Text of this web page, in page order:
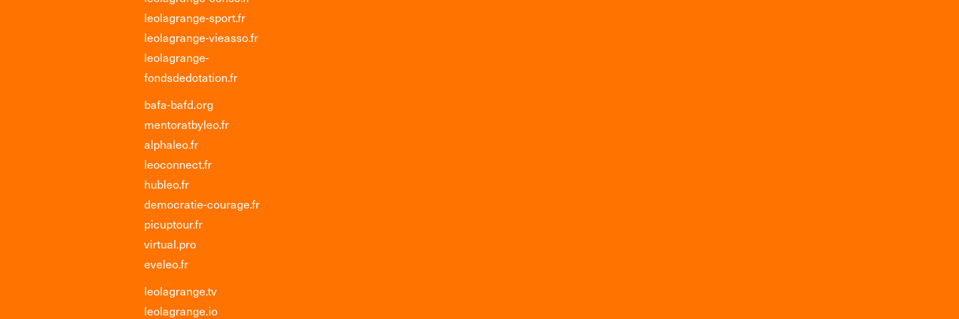
leolagrange-sport.fr
leolagrange-vieasso.fr
leolagrange-
fondsdedotation.fr
bafa-bafd.org
mentoratbyleo.fr
alphaleo.fr
leoconnect.fr
hubleo.fr
democratie-courage.fr
picuptour.fr
virtual.pro
eveleo.fr
leolagrange.tv
leolagrange.io